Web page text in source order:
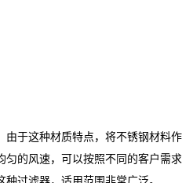
由于这种材质特点，将不锈钢材料
匀的风速，可以按照不同的客户
过滤器，适用范围非常广泛。